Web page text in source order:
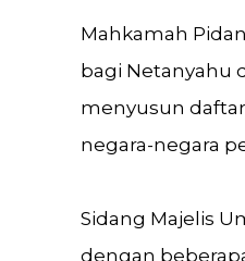
Mahkamah
bagi Netanyahu
menyusun
negara-negara
Sidang Majelis
dengan